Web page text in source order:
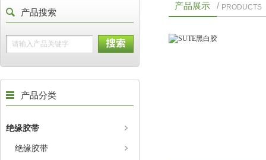
产品搜索
产品分类
绝缘胶带
绝缘胶带
产品展示 / PRODUCTS